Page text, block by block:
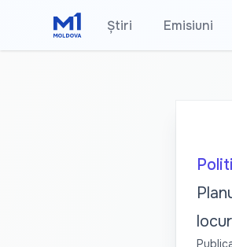
Știri Emisiuni